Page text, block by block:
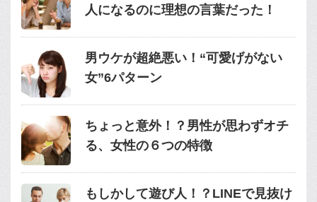
人になるのに理想の言葉だった！
男ウケが超絶悪い！“可愛げがない
女”6パターン
ちょっと意外！？男性が思わずオチ
る、女性の６つの特徴
もしかして遊び人！？LINEで見抜け